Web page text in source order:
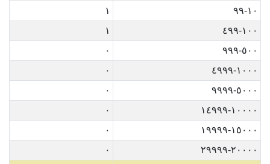
١٠-٩٩
١
١٠٠-٤٩٩
١
٥٠٠-٩٩٩
٠
١٠٠٠-٤٩٩٩
٠
٥٠٠٠-٩٩٩٩
٠
١٠٠٠٠-١٤٩٩٩
٠
١٥٠٠٠-١٩٩٩٩
٠
٢٠٠٠٠-٢٩٩٩٩
٠